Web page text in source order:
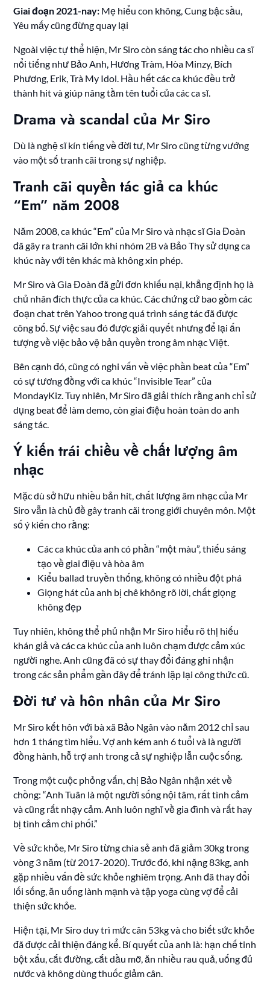
Giai đoạn 2021-nay: Mẹ hiểu con không, Cung bậc sầu,
Yêu mấy cũng đừng quay lại
Ngoài việc tự thể hiện, Mr Siro còn sáng tác cho nhiều ca sĩ
nổi tiếng như Bảo Anh, Hương Tràm, Hòa Minzy, Bích
Phương, Erik, Trà My Idol. Hầu hết các ca khúc đều trở
thành hit và giúp nâng tầm tên tuổi của các ca sĩ.
Drama và scandal của Mr Siro
Dù là nghệ sĩ kín tiếng về đời tư, Mr Siro cũng từng vướng
vào một số tranh cãi trong sự nghiệp.
Tranh cãi quyền tác giả ca khúc
“Em” năm 2008
Năm 2008, ca khúc “Em” của Mr Siro và nhạc sĩ Gia Đoàn
đã gây ra tranh cãi lớn khi nhóm 2B và Bảo Thy sử dụng ca
khúc này với tên khác mà không xin phép.
Mr Siro và Gia Đoàn đã gửi đơn khiếu nại, khẳng định họ là
chủ nhân đích thực của ca khúc. Các chứng cứ bao gồm các
đoạn chat trên Yahoo trong quá trình sáng tác đã được
công bố. Sự việc sau đó được giải quyết nhưng để lại ấn
tượng về việc bảo vệ bản quyền trong âm nhạc Việt.
Bên cạnh đó, cũng có nghi vấn về việc phần beat của “Em”
có sự tương đồng với ca khúc “Invisible Tear” của
MondayKiz. Tuy nhiên, Mr Siro đã giải thích rằng anh chỉ sử
dụng beat để làm demo, còn giai điệu hoàn toàn do anh
sáng tác.
Ý kiến trái chiều về chất lượng âm
nhạc
Mặc dù sở hữu nhiều bản hit, chất lượng âm nhạc của Mr
Siro vẫn là chủ đề gây tranh cãi trong giới chuyên môn. Một
số ý kiến cho rằng:
Các ca khúc của anh có phần “một màu”, thiếu sáng
tạo về giai điệu và hòa âm
Kiểu ballad truyền thống, không có nhiều đột phá
Giọng hát của anh bị chê không rõ lời, chất giọng
không đẹp
Tuy nhiên, không thể phủ nhận Mr Siro hiểu rõ thị hiếu
khán giả và các ca khúc của anh luôn chạm được cảm xúc
người nghe. Anh cũng đã có sự thay đổi đáng ghi nhận
trong các sản phẩm gần đây để tránh lặp lại công thức cũ.
Đời tư và hôn nhân của Mr Siro
Mr Siro kết hôn với bà xã Bảo Ngân vào năm 2012 chỉ sau
hơn 1 tháng tìm hiểu. Vợ anh kém anh 6 tuổi và là người
đồng hành, hỗ trợ anh trong cả sự nghiệp lẫn cuộc sống.
Trong một cuộc phỏng vấn, chị Bảo Ngân nhận xét về
chồng: “Anh Tuân là một người sống nội tâm, rất tình cảm
và cũng rất nhạy cảm. Anh luôn nghĩ về gia đình và rất hay
bị tình cảm chi phối.”
Về sức khỏe, Mr Siro từng chia sẻ anh đã giảm 30kg trong
vòng 3 năm (từ 2017-2020). Trước đó, khi nặng 83kg, anh
gặp nhiều vấn đề sức khỏe nghiêm trọng. Anh đã thay đổi
lối sống, ăn uống lành mạnh và tập yoga cùng vợ để cải
thiện sức khỏe.
Hiện tại, Mr Siro duy trì mức cân 53kg và cho biết sức khỏe
đã được cải thiện đáng kể. Bí quyết của anh là: hạn chế tinh
bột xấu, cắt đường, cắt dầu mỡ, ăn nhiều rau quả, uống đủ
nước và không dùng thuốc giảm cân.